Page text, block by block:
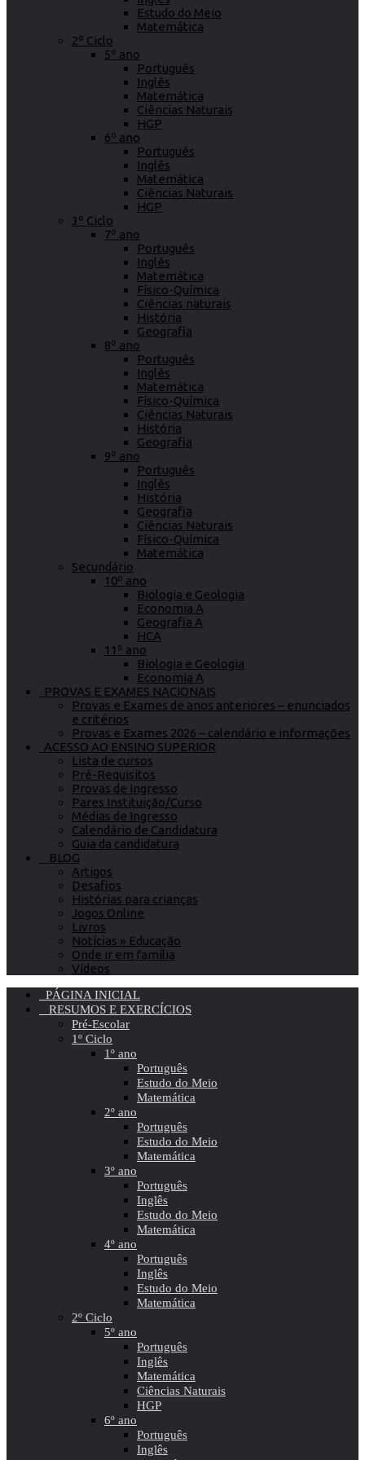
Estudo do Meio
Matemática
2º Ciclo
5º ano
Português
Inglês
Matemática
Ciências Naturais
HGP
6º ano
Português
Inglês
Matemática
Ciências Naturais
HGP
3º Ciclo
7º ano
Português
Inglês
Matemática
Físico-Química
Ciências naturais
História
Geografia
8º ano
Português
Inglês
Matemática
Físico-Química
Ciências Naturais
História
Geografia
9º ano
Português
Inglês
História
Geografia
Ciências Naturais
Físico-Química
Matemática
Secundário
10º ano
Biologia e Geologia
Economia A
Geografia A
HCA
11º ano
Biologia e Geologia
Economia A
PROVAS E EXAMES NACIONAIS
Provas e Exames de anos anteriores – enunciados
e critérios
Provas e Exames 2026 – calendário e informações
ACESSO AO ENSINO SUPERIOR
Lista de cursos
Pré-Requisitos
Provas de Ingresso
Pares Instituição/Curso
Médias de Ingresso
Calendário de Candidatura
Guia da candidatura
BLOG
Artigos
Desafios
Histórias para crianças
Jogos Online
Livros
Notícias » Educação
Onde ir em família
Vídeos
PÁGINA INICIAL
RESUMOS E EXERCÍCIOS
Pré-Escolar
1º Ciclo
1º ano
Português
Estudo do Meio
Matemática
2º ano
Português
Estudo do Meio
Matemática
3º ano
Português
Inglês
Estudo do Meio
Matemática
4º ano
Português
Inglês
Estudo do Meio
Matemática
2º Ciclo
5º ano
Português
Inglês
Matemática
Ciências Naturais
HGP
6º ano
Português
Inglês